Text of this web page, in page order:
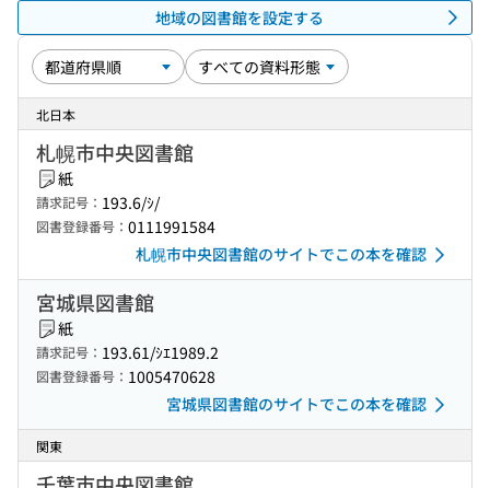
地域の図書館を設定する
北日本
札幌市中央図書館
紙
請求記号： 193.6/ｼ/
図書登録番号： 0111991584
札幌市中央図書館のサイトでこの本を確認
宮城県図書館
紙
請求記号： 193.61/ｼｴ1989.2
図書登録番号： 1005470628
宮城県図書館のサイトでこの本を確認
関東